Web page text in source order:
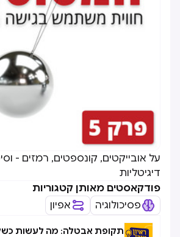
על אובייקטים, קונספטים, רמזים -
דיגיטליות
פודקאסטים מאותן קטגוריות
פסיכולוגיה
אפיון
תקופת אבטלה: מה לעשות